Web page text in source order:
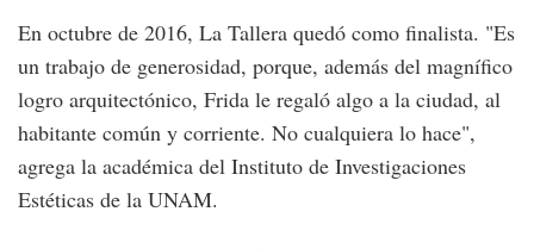
En octubre de 2016, La Tallera quedó como finalista. "Es
un trabajo de generosidad, porque, además del magnífico
logro arquitectónico, Frida le regaló algo a la ciudad, al
habitante común y corriente. No cualquiera lo hace",
agrega la académica del Instituto de Investigaciones
Estéticas de la UNAM.